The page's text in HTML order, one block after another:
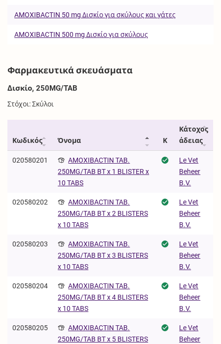
AMOXIBACTIN 50 mg Δισκίο για σκύλους και γάτες
AMOXIBACTIN 500 mg Δισκίο για σκύλους
Φαρμακευτικά σκευάσματα
Δισκίο, 250MG/TAB
Στόχοι: Σκύλοι
Κωδικός Όνομα Κ
Κάτοχος
άδειας
020580201
AMOXIBACTIN TAB.
250MG/TAB BT x 1 BLISTER x
10 TABS
Le Vet
Beheer
B.V.
020580202
AMOXIBACTIN TAB.
250MG/TAB BT x 2 BLISTERS
x 10 TABS
Le Vet
Beheer
B.V.
020580203
AMOXIBACTIN TAB.
250MG/TAB BT x 3 BLISTERS
x 10 TABS
Le Vet
Beheer
B.V.
020580204
AMOXIBACTIN TAB.
250MG/TAB BT x 4 BLISTERS
x 10 TABS
Le Vet
Beheer
B.V.
020580205
AMOXIBACTIN TAB.
250MG/TAB BT x 5 BLISTERS
Le Vet
Beheer